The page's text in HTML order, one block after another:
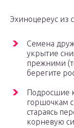
Эхиноцереус из
Семена
укрытие
прежними
берегите
Подросшие
горшочкам
стараясь
корневую